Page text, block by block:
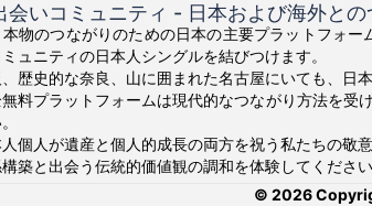
会いコミュニティ - 日本および海外との
本物のつながりのための日本の主要プラットフォ
ュニティの日本人シングルを結びつけます。
歴史的な奈良、山に囲まれた名古屋にいても、日
料プラットフォームは現代的なつながり方法を
個人が遺産と個人的成長の両方を祝う私たちの敬
築と出会う伝統的価値観の調和を体験してください
© 2026